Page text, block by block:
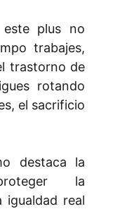
plus no
trabajes,
trastorno de
rotando
el sacrificio
destaca la
la
igualdad real